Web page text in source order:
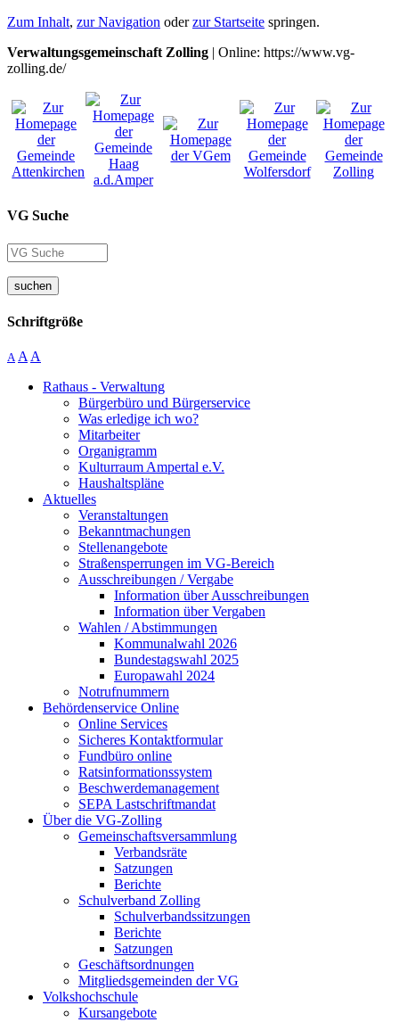
Zum Inhalt, zur Navigation oderzur Startseite springen.
Verwaltungsgemeinschaft Zolling | Online: https://www.vg-
zolling.de/
VG Suche
suchen
Schriftgröße
A A A
Rathaus - Verwaltung
Bürgerbüro und Bürgerservice
Was erledige ich wo?
Mitarbeiter
Organigramm
Kulturraum Ampertal e.V.
Haushaltspläne
Aktuelles
Veranstaltungen
Bekanntmachungen
Stellenangebote
Straßensperrungen im VG-Bereich
Ausschreibungen / Vergabe
Information über Ausschreibungen
Information über Vergaben
Wahlen / Abstimmungen
Kommunalwahl 2026
Bundestagswahl 2025
Europawahl 2024
Notrufnummern
Behördenservice Online
Online Services
Sicheres Kontaktformular
Fundbüro online
Ratsinformationssystem
Beschwerdemanagement
SEPA Lastschriftmandat
Über die VG-Zolling
Gemeinschaftsversammlung
Verbandsräte
Satzungen
Berichte
Schulverband Zolling
Schulverbandssitzungen
Berichte
Satzungen
Geschäftsordnungen
Mitgliedsgemeinden der VG
Volkshochschule
Kursangebote